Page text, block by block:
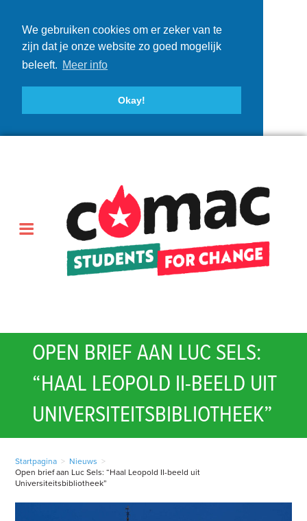
We gebruiken cookies om er zeker van te
zijn dat je onze website zo goed mogelijk
beleeft. Meer info
Okay!
OPEN BRIEF AAN LUC SELS:
“HAAL LEOPOLD II-BEELD UIT
UNIVERSITEITSBIBLIOTHEEK”
Startpagina > Nieuws >
Open brief aan Luc Sels: “Haal Leopold II-beeld uit
Universiteitsbibliotheek”